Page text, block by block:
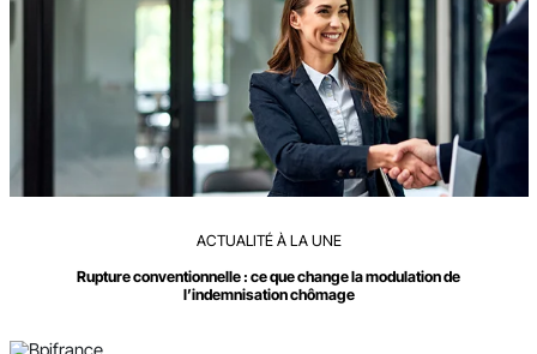
ACTUALITÉ À LA UNE
Rupture conventionnelle : ce que change la modulation de
l’indemnisation chômage